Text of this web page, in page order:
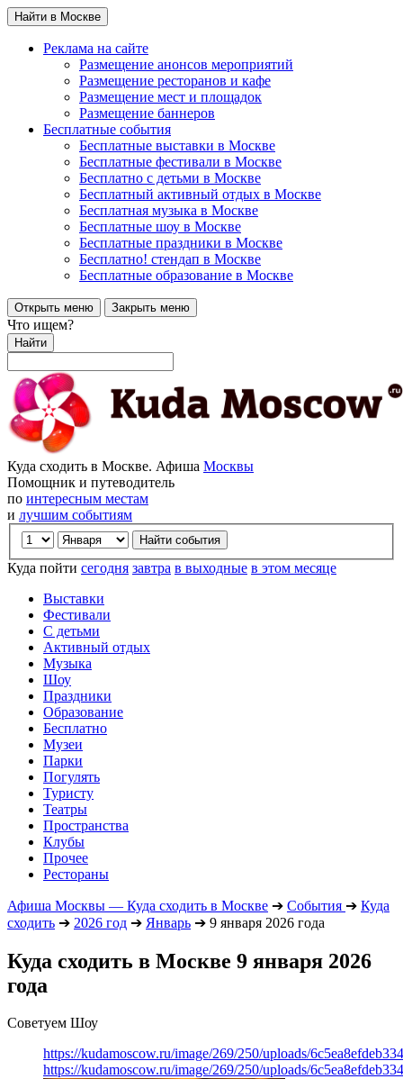
Найти в Москве
Реклама на сайте
Размещение анонсов мероприятий
Размещение ресторанов и кафе
Размещение мест и площадок
Размещение баннеров
Бесплатные события
Бесплатные выставки в Москве
Бесплатные фестивали в Москве
Бесплатно с детьми в Москве
Бесплатный активный отдых в Москве
Бесплатная музыка в Москве
Бесплатные шоу в Москве
Бесплатные праздники в Москве
Бесплатно! стендап в Москве
Бесплатные образование в Москве
Открыть меню Закрыть меню
Что ищем?
Найти
Куда сходить в Москве. Афиша Москвы
Помощник и путеводитель
по интересным местам
и лучшим событиям
Куда пойти сегодня завтра в выходные в этом месяце
Выставки
Фестивали
С детьми
Активный отдых
Музыка
Шоу
Праздники
Образование
Бесплатно
Музеи
Парки
Погулять
Туристу
Театры
Пространства
Клубы
Прочее
Рестораны
Афиша Москвы — Куда сходить в Москве ➔ События ➔ Куда
сходить ➔ 2026 год ➔ Январь ➔ 9 января 2026 года
Куда сходить в Москве 9 января 2026
года
Советуем Шоу
https://kudamoscow.ru/image/269/250/uploads/
https://kudamoscow.ru/image/269/250/uploads/